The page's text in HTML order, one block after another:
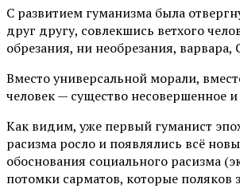
С развитием гуманизма была
друг другу, совлекшись ветхого
обрезания, ни необрезания,
Вместо универсальной морали,
человек — существо несовершенное
Как видим, уже первый гуманист
расизма росло и появлялись всё
обоснования социального расизма
потомки сарматов, которые поляков